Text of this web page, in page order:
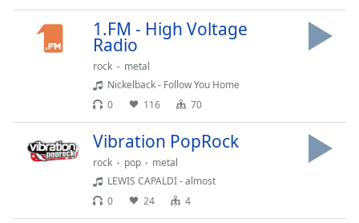
Rate
descriptions
off,
1.FM - High Voltage
Radio
rock
metal
Nickelback - Follow You Home
0
116 70
Vibration PopRock
rock pop
metal
LEWIS CAPALDI - almost
0
24 4